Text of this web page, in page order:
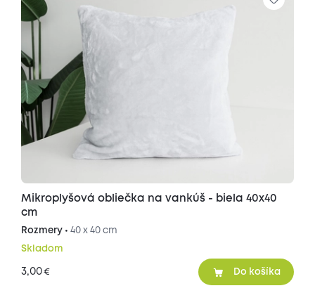
Mikroplyšová obliečka na vankúš - biela 40x40
cm
Rozmery • 40 x 40 cm
Skladom
3,00€ Do košíka